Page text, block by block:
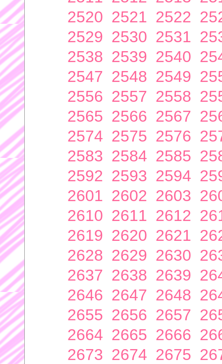
2520 2521 2522
2529 2530 2531
2538 2539 2540
2547 2548 2549
2556 2557 2558
2565 2566 2567
2574 2575 2576
2583 2584 2585
2592 2593 2594
2601 2602 2603
2610 2611 2612
2619 2620 2621
2628 2629 2630
2637 2638 2639
2646 2647 2648
2655 2656 2657
2664 2665 2666
2673 2674 2675